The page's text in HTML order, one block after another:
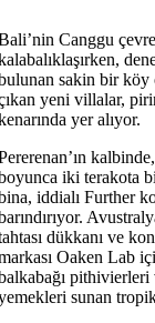
Canggu
sakin bir köy
yeni villalar,
yer alıyor.
iki terakota
iddialı Further
dükkanı ve
Oaken Lab
pithivierleri
sunan